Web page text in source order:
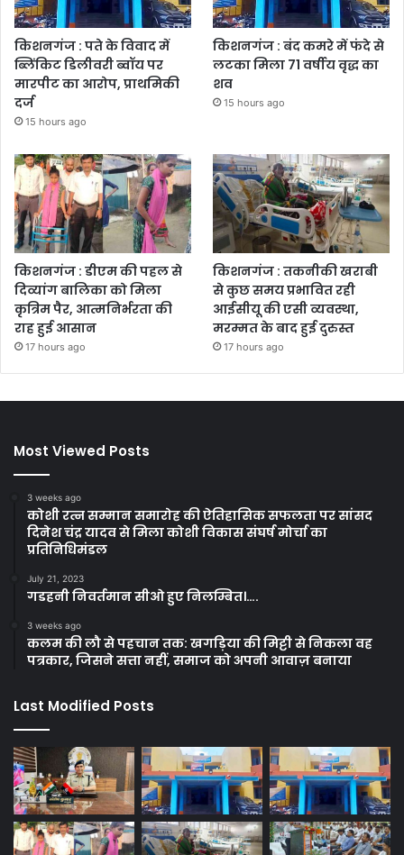
किशनगंज : पते के विवाद में
ब्लिंकिट डिलीवरी ब्वॉय पर
मारपीट का आरोप, प्राथमिकी
दर्ज
15 hours ago
किशनगंज : बंद कमरे में फंदे से
लटका मिला 71 वर्षीय वृद्ध का
शव
15 hours ago
किशनगंज : डीएम की पहल से
दिव्यांग बालिका को मिला
कृत्रिम पैर, आत्मनिर्भरता की
राह हुई आसान
17 hours ago
किशनगंज : तकनीकी खराबी
से कुछ समय प्रभावित रही
आईसीयू की एसी व्यवस्था,
मरम्मत के बाद हुई दुरुस्त
17 hours ago
Most Viewed Posts
3 weeks ago
कोशी रत्न सम्मान समारोह की ऐतिहासिक सफलता पर सांसद
दिनेश चंद्र यादव से मिला कोशी विकास संघर्ष मोर्चा का
प्रतिनिधिमंडल
July 21, 2023
गडहनी निवर्तमान सीओ हुए निलम्बित।….
3 weeks ago
कलम की लौ से पहचान तक: खगड़िया की मिट्टी से निकला वह
पत्रकार, जिसने सत्ता नहीं, समाज को अपनी आवाज़ बनाया
Last Modified Posts